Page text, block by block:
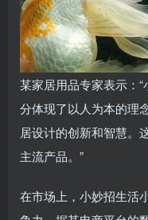
某家居用品专家表示：
分体现了以人为本的理
居设计的创新和智慧。
主流产品。”
在市场上，小妙招生活